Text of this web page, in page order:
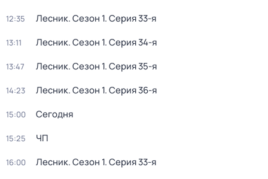
12:35 Лесник. Сезон 1. Серия 33-я
13:11 Лесник. Сезон 1. Серия 34-я
13:47 Лесник. Сезон 1. Серия 35-я
14:23 Лесник. Сезон 1. Серия 36-я
15:00 Сегодня
15:25 ЧП
16:00 Лесник. Сезон 1. Серия 33-я